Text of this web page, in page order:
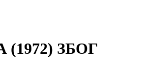
ЗБОГ